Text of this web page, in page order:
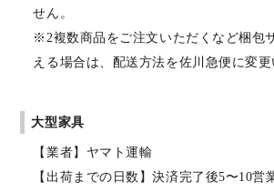
せん。
※2複数商品をご注文いただくなど梱包
える場合は、配送方法を佐川急便に変更
大型家具
【業者】ヤマト運輸
【出荷までの日数】決済完了後5〜10営